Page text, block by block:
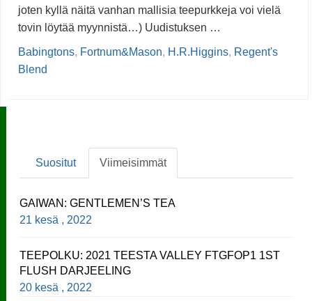
joten kyllä näitä vanhan mallisia teepurkkeja voi vielä
tovin löytää myynnistä…) Uudistuksen …
Babingtons, Fortnum&Mason, H.R.Higgins, Regent's
Blend
Suositut Viimeisimmät
GAIWAN: GENTLEMEN’S TEA
21 kesä , 2022
TEEPOLKU: 2021 TEESTA VALLEY FTGFOP1 1ST
FLUSH DARJEELING
20 kesä , 2022